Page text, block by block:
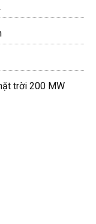
trời 200 MW